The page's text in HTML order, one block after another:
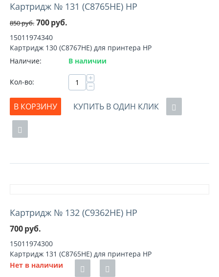
Картридж № 131 (C8765HE) HP
850руб. 700руб.
15011974340
Картридж 130 (C8767HE) для принтера HP
Наличие:
В наличии
Кол-во: +
−
В КОРЗИНУ
КУПИТЬ В ОДИН КЛИК
Картридж № 132 (C9362HE) HP
700руб.
15011974300
Картридж 131 (C8765HE) для принтера HP
Нет в наличии